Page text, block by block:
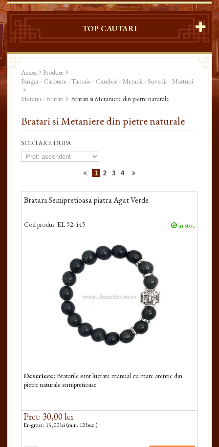
TOP CAUTARI
Acasa
Produse
Pangar - Carbune - Tamaie - Candele - Metanii - Suvenir - Marturii
Metanii - Bratari
Bratari si Metaniere din pietre naturale
Bratari si Metaniere din pietre naturale
SORTARE DUPA
1 2 3 4
Bratara Semipretioasa piatra Agat Verde
Cod produs: EL 92-445 in stoc
Descriere: Bratarile sunt lucrate manual cu mare atentie din
pietre naturale semipretioase.
Pret: 30,00 lei
En-gross : 15,00 lei (min. 12 buc.)